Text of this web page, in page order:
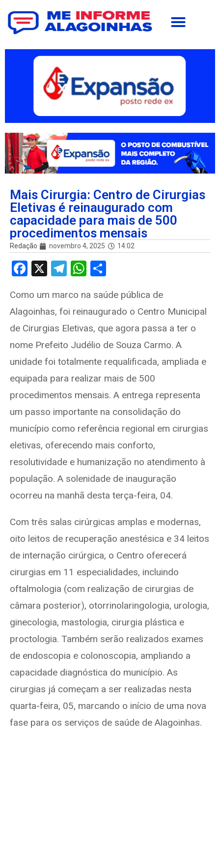
Mais Cirurgia: Centro de Cirurgias
Eletivas é reinaugurado com
capacidade para mais de 500
procedimentos mensais
Redação novembro 4, 2025 14:02
F
ce
b
o
o
k
X
T
e
gr
a
m
W
at
s
A
p
p
ar
e
Como um marco na saúde pública de
Alagoinhas, foi reinaugurado o Centro Municipal
de Cirurgias Eletivas, que agora passa a ter o
nome Prefeito Judélio de Souza Carmo. A
unidade foi totalmente requalificada, ampliada e
equipada para realizar mais de 500
procedimentos mensais. A entrega representa
um passo importante na consolidação do
município como referência regional em cirurgias
eletivas, oferecendo mais conforto,
resolutividade e humanização no atendimento à
população. A solenidade de inauguração
ocorreu na manhã desta terça-feira, 04.
Com três salas cirúrgicas amplas e modernas,
oito leitos de recuperação anestésica e 34 leitos
de internação cirúrgica, o Centro oferecerá
cirurgias em 11 especialidades, incluindo
oftalmologia (com realização de cirurgias de
câmara posterior), otorrinolaringologia, urologia,
ginecologia, mastologia, cirurgia plástica e
proctologia. Também serão realizados exames
de endoscopia e colonoscopia, ampliando a
capacidade diagnóstica do município. As
cirurgias já começam a ser realizadas nesta
quarta-feira, 05, marcando o início de uma nova
fase para os serviços de saúde de Alagoinhas.